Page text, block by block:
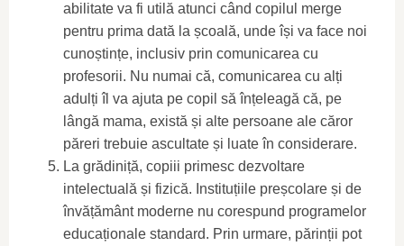
abilitate va fi utilă atunci când copilul merge
pentru prima dată la școală, unde își va face noi
cunoștințe, inclusiv prin comunicarea cu
profesorii. Nu numai că, comunicarea cu alți
adulți îl va ajuta pe copil să înțeleagă că, pe
lângă mama, există și alte persoane ale căror
păreri trebuie ascultate și luate în considerare.
La grădiniță, copiii primesc dezvoltare
intelectuală și fizică. Instituțiile preșcolare și de
învățământ moderne nu corespund programelor
educaționale standard. Prin urmare, părinții pot